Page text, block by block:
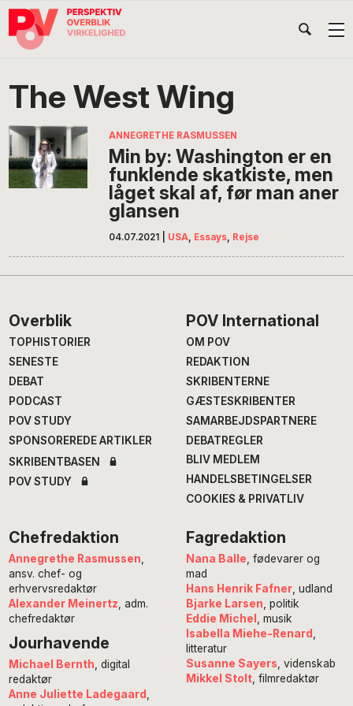
Gå
direkte
navigation
Skip
indhold
Gå
direkte
POV
International
The West Wing
ANNEGRETHE RASMUSSEN
Min by: Washington er en
funklende skatkiste, men
låget skal af, før man aner
glansen
04.07.2021 USA, Essays, Rejse
Footer
Overblik
TOPHISTORIER
SENESTE
DEBAT
PODCAST
POV STUDY
SPONSOREREDE ARTIKLER
SKRIBENTBASEN
POV STUDY
POV International
OM POV
REDAKTION
SKRIBENTERNE
GÆSTESKRIBENTER
SAMARBEJDSPARTNERE
DEBATREGLER
BLIV MEDLEM
HANDELSBETINGELSER
COOKIES & PRIVATLIV
Chefredaktion
Annegrethe Rasmussen
ansv. chef- og
erhvervsredaktør
Alexander Meinertz , adm.
chefredaktør
Jourhavende
Michael Bernth , digital
redaktør
Anne Juliette Ladegaard
Fagredaktion
Nana Balle , fødevarer og
mad
Hans Henrik Fafner, udland
Bjarke Larsen , politik
Eddie Michel
, musik
Isabella Miehe-Renard
litteratur
Susanne Sayers , videnskab
Mikkel Stolt, filmredaktør